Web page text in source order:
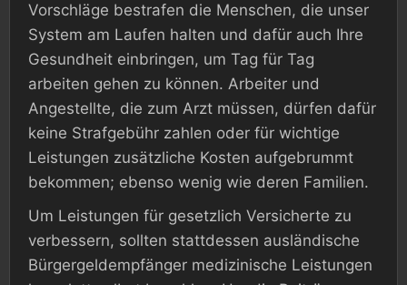
Vorschläge bestrafen die Menschen, die unser
System am Laufen halten und dafür auch Ihre
Gesundheit einbringen, um Tag für Tag
arbeiten gehen zu können. Arbeiter und
Angestellte, die zum Arzt müssen, dürfen dafür
keine Strafgebühr zahlen oder für wichtige
Leistungen zusätzliche Kosten aufgebrummt
bekommen; ebenso wenig wie deren Familien.
Um Leistungen für gesetzlich Versicherte zu
verbessern, sollten stattdessen ausländische
Bürgergeldempfänger medizinische Leistungen